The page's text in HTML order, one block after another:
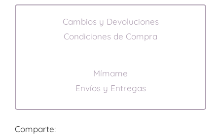
Cambios y Devoluciones
Condiciones de Compra
Mímame
Envíos y Entregas
Comparte: